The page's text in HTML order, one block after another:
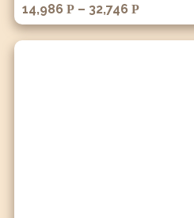
14,986 Р – 32,746 Р